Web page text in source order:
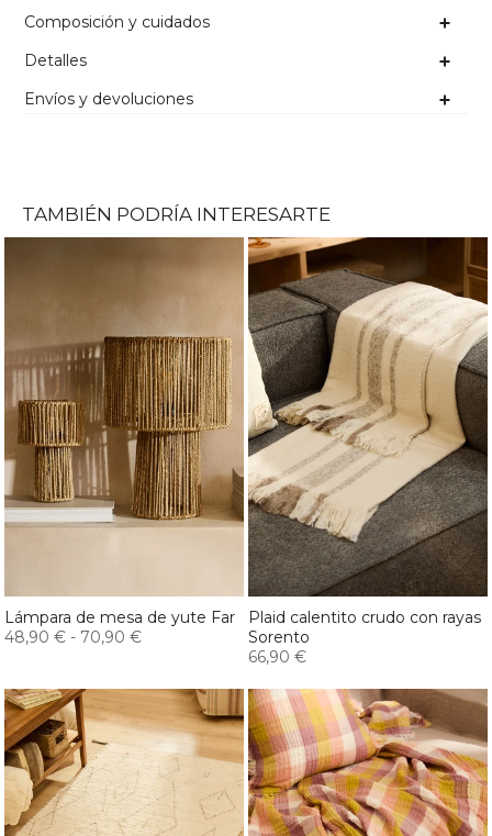
Composición y cuidados
Detalles
Envíos y devoluciones
TAMBIÉN PODRÍA INTERESARTE
Lámpara de mesa de yute Far
48,90 € - 70,90 €
Plaid calentito crudo con rayas
Sorento
66,90 €